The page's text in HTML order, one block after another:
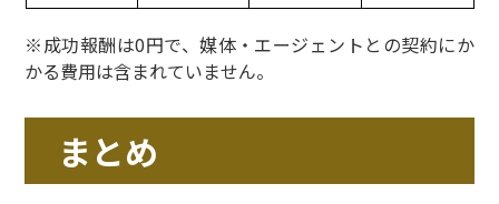
※成功報酬は0円で、媒体・エージェントとの契約にか
かる費用は含まれていません。
まとめ